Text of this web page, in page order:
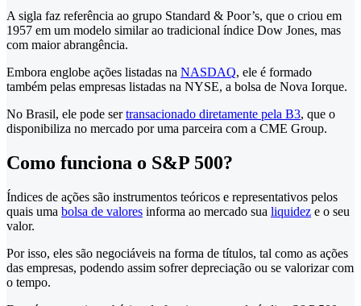
A sigla faz referência ao grupo Standard & Poor’s, que o criou em
1957 em um modelo similar ao tradicional índice Dow Jones, mas
com maior abrangência.
Embora englobe ações listadas na NASDAQ, ele é formado
também pelas empresas listadas na NYSE, a bolsa de Nova Iorque.
No Brasil, ele pode sertransacionado diretamente pela B3, que o
disponibiliza no mercado por uma parceira com a CME Group.
Como funciona o S&P 500?
Índices de ações são instrumentos teóricos e representativos pelos
quais uma bolsa de valores informa ao mercado sua liquidez e o seu
valor.
Por isso, eles são negociáveis na forma de títulos, tal como as ações
das empresas, podendo assim sofrer depreciação ou se valorizar com
o tempo.